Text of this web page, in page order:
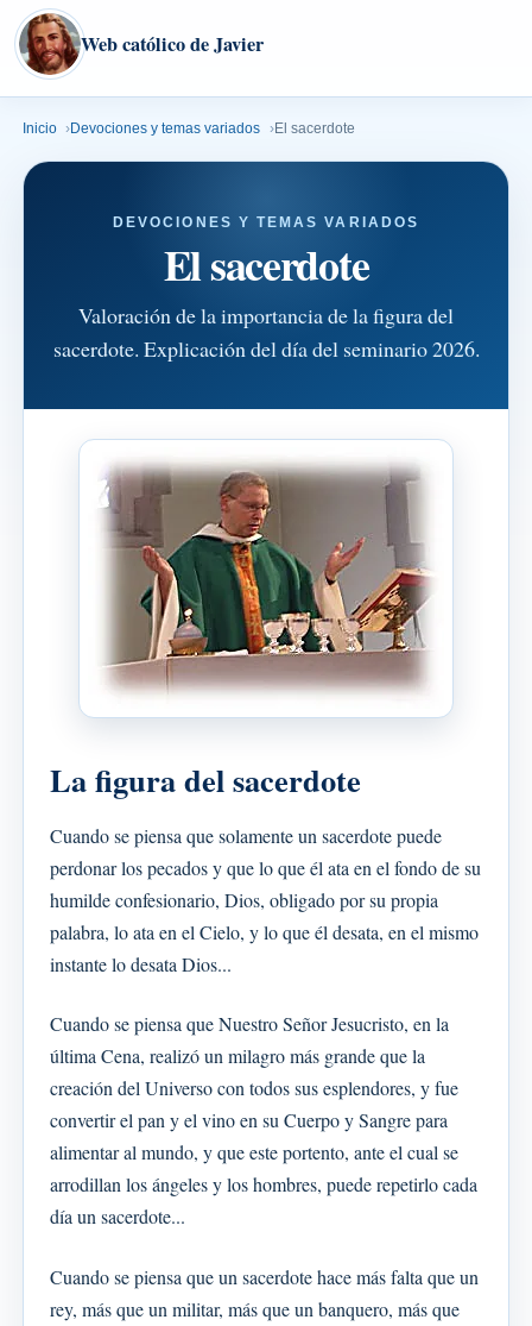
Web católico de Javier
Inicio Devociones y temas variados El sacerdote
DEVOCIONES Y TEMAS VARIADOS
El sacerdote
Valoración de la importancia de la figura del
sacerdote. Explicación del día del seminario 2026.
La figura del sacerdote
Cuando se piensa que solamente un sacerdote puede
perdonar los pecados y que lo que él ata en el fondo de su
humilde confesionario, Dios, obligado por su propia
palabra, lo ata en el Cielo, y lo que él desata, en el mismo
instante lo desata Dios...
Cuando se piensa que Nuestro Señor Jesucristo, en la
última Cena, realizó un milagro más grande que la
creación del Universo con todos sus esplendores, y fue
convertir el pan y el vino en su Cuerpo y Sangre para
alimentar al mundo, y que este portento, ante el cual se
arrodillan los ángeles y los hombres, puede repetirlo cada
día un sacerdote...
Cuando se piensa que un sacerdote hace más falta que un
rey, más que un militar, más que un banquero, más que